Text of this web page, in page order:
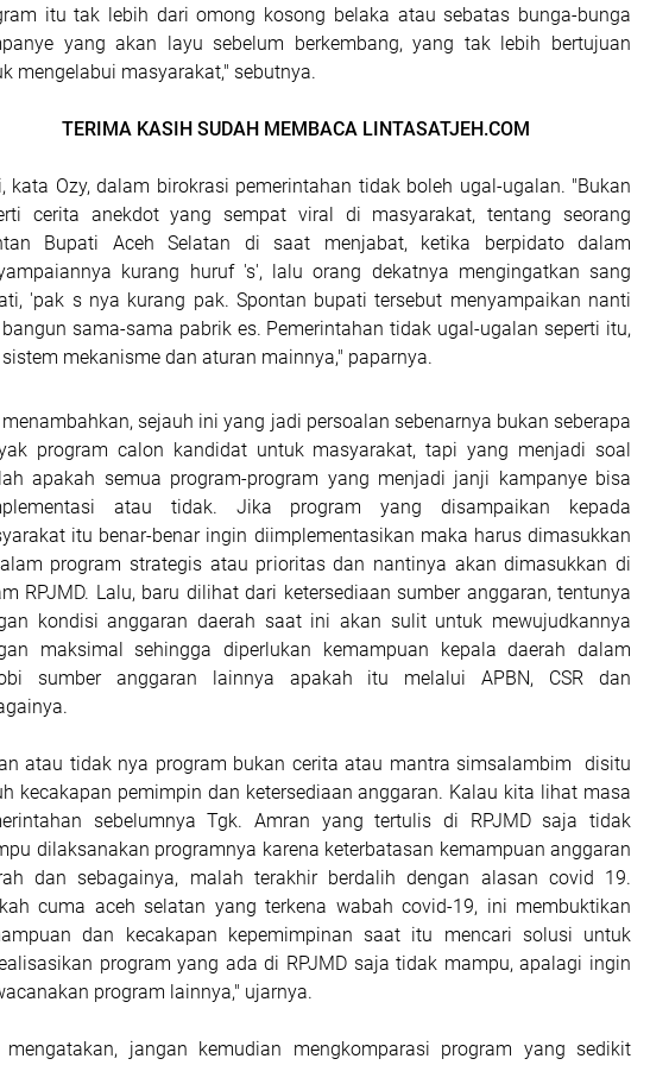
itu tak lebih dari omong kosong belaka atau sebatas bunga-bunga
yang akan layu sebelum berkembang, yang tak lebih bertujuan
mengelabui masyarakat," sebutnya.
TERIMA KASIH SUDAH MEMBACA LINTASATJEH.COM
kata Ozy, dalam birokrasi pemerintahan tidak boleh ugal-ugalan. "Bukan
cerita anekdot yang sempat viral di masyarakat, tentang seorang
Bupati Aceh Selatan di saat menjabat, ketika berpidato dalam
kurang huruf 's', lalu orang dekatnya mengingatkan sang
'pak s nya kurang pak. Spontan bupati tersebut menyampaikan nanti
sama-sama pabrik es. Pemerintahan tidak ugal-ugalan seperti itu,
mekanisme dan aturan mainnya," paparnya.
menambahkan, sejauh ini yang jadi persoalan sebenarnya bukan seberapa
program calon kandidat untuk masyarakat, tapi yang menjadi soal
apakah semua program-program yang menjadi janji kampanye bisa
atau tidak. Jika program yang disampaikan kepada
itu benar-benar ingin diimplementasikan maka harus dimasukkan
program strategis atau prioritas dan nantinya akan dimasukkan di
RPJMD. Lalu, baru dilihat dari ketersediaan sumber anggaran, tentunya
kondisi anggaran daerah saat ini akan sulit untuk mewujudkannya
maksimal sehingga diperlukan kemampuan kepala daerah dalam
sumber anggaran lainnya apakah itu melalui APBN, CSR dan
atau tidak nya program bukan cerita atau mantra simsalambim disitu
kecakapan pemimpin dan ketersediaan anggaran. Kalau kita lihat masa
sebelumnya Tgk. Amran yang tertulis di RPJMD saja tidak
dilaksanakan programnya karena keterbatasan kemampuan anggaran
dan sebagainya, malah terakhir berdalih dengan alasan covid 19.
cuma aceh selatan yang terkena wabah covid-19, ini membuktikan
dan kecakapan kepemimpinan saat itu mencari solusi untuk
program yang ada di RPJMD saja tidak mampu, apalagi ingin
program lainnya," ujarnya.
mengatakan, jangan kemudian mengkomparasi program yang sedikit